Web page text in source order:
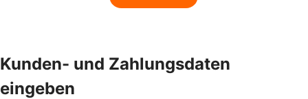
Kunden- und Zahlungsdaten
eingeben